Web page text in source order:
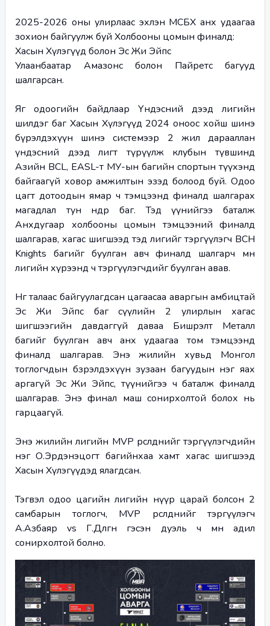
2025-2026 оны улирлаас эхлэн МСБХ анх удаагаа
зохион байгуулж буй Холбооны цомын финалд:
Хасын Хүлэгүүд болон Эс Жи Эйпс
Улаанбаатар Амазонс болон Пайретс багууд
шалгарсан.
Яг одоогийн байдлаар Үндэсний дээд лигийн
шилдэг баг Хасын Хүлэгүүд 2024 оноос хойш шинэ
бүрэлдэхүүн шинэ системээр 2 жил дарааллан
үндэсний дээд лигт түрүүлж клубын түвшинд
Азийн BCL, EASL-т МУ-ын багийн спортын түүхэнд
байгаагүй ховор амжилтын эзэд болоод буй. Одоо
цагт дотоодын ямар ч тэмцээнд финалд шалгарах
магадлал тун өндөр баг. Тэд үүнийгээ баталж
Анхдугаар холбооны цомын тэмцээний финалд
шалгарав, хагас шигшээд тэд лигийг тэргүүлэгч BCH
Knights багийг буулган авч финалд шалгарч мөн
лигийн хүрээнд ч тэргүүлэгчдийг буулган авав.
Нөгөө талаас байгуулагдсан цагаасаа аваргын амбицтай
Эс Жи Эйпс баг сүүлийн 2 улирлын хагас
шигшээгийн давдаггүй даваа Бишрэлт Металл
багийг буулган авч анх удаагаа том тэмцээнд
финалд шалгарав. Энэ жилийн хувьд Монгол
тоглогчдын бзрэлдэхүүн зузаан багуудын нэг яах
аргагүй Эс Жи Эйпс, түүнийгээ ч баталж финалд
шалгарав. Энэ финал маш сонирхолтой болох нь
гарцаагүй.
Энэ жилийн лигийн MVP өрсөлдөөнийг тэргүүлэгчдийн
нэг О.Эрдэнэцогт багийнхаа хамт хагас шигшээд
Хасын Хүлэгүүдэд ялагдсан.
Тэгвэл одоо цагийн лигийн нүүр царай болсон 2
самбарын тоглогч, MVP өрсөлдөөнийг тэргүүлэгч
А.Азбаяр vs Г.Дөлгөөн гэсэн дуэль ч мөн адил
сонирхолтой болно.